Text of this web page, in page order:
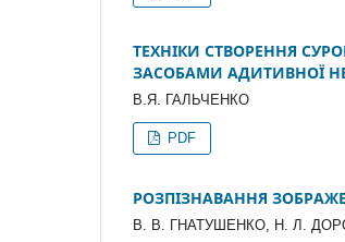
ТЕХНІКИ СТВОРЕННЯ
ЗАСОБАМИ АДИТИВНОЇ
В.Я. ГАЛЬЧЕНКО
PDF
РОЗПІЗНАВАННЯ
В. В. ГНАТУШЕНКО, Н. Л.